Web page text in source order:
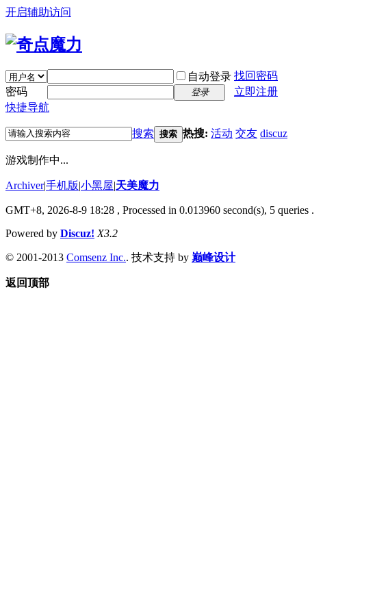
开启辅助访问
自动登录 找回密码
密码
登录
立即注册
快捷导航
搜索 搜索 热搜: 活动 交友 discuz
游戏制作中...
Archiver|手机版|小黑屋|天美魔力
GMT+8, 2026-8-9 18:28 , Processed in 0.013960 second(s), 5 queries .
Powered by Discuz! X3.2
© 2001-2013 Comsenz Inc.. 技术支持 by 巅峰设计
返回顶部